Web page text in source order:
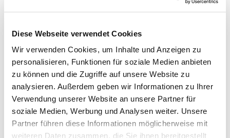
Diese Webseite verwendet Cookies
Wir verwenden Cookies, um Inhalte und Anzeigen zu
personalisieren, Funktionen für soziale Medien anbieten
zu können und die Zugriffe auf unsere Website zu
analysieren. Außerdem geben wir Informationen zu Ihrer
Verwendung unserer Website an unsere Partner für
soziale Medien, Werbung und Analysen weiter. Unsere
Partner führen diese Informationen möglicherweise mit
weiteren Daten zusammen, die Sie ihnen bereitgestellt
Selbstanalyse
Schritt eins, um die ersten Anzeichen und
Symptome zu erkennen: Wie geht es Ihnen?
Beobachten Sie sich achtsam. Welche
körperlichen Veränderungen stellen Sie fest,
evtl. auch auf der geistig-seelischen Ebene.
Beantworten Sie dazu ganz einfach die Fragen,